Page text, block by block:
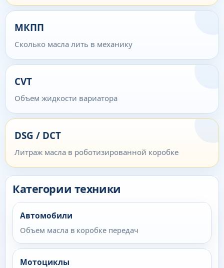
МКПП
Сколько масла лить в механику
CVT
Объем жидкости вариатора
DSG / DCT
Литраж масла в роботизированной коробке
Категории техники
Автомобили
Объем масла в коробке передач
Мотоциклы